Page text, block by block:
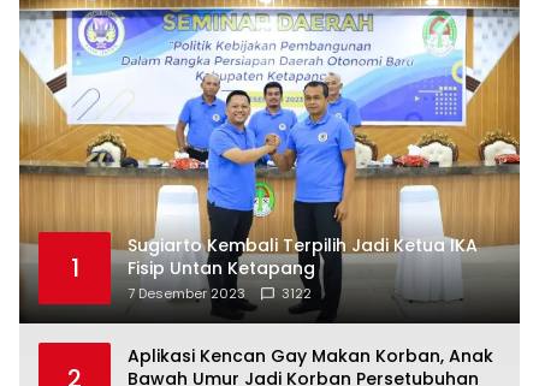
1
Sugiarto Kembali Terpilih Jadi Ketua IKA
Fisip Untan Ketapang
7 Desember 2023 3122
2
Aplikasi Kencan Gay Makan Korban, Anak
Bawah Umur Jadi Korban Persetubuhan